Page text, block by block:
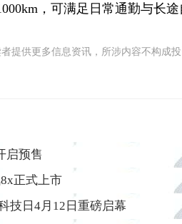
，可满足日常通勤与长途
提供更多信息资讯，所涉内容不构成
启预售
正式上市
技日4月12日重磅启幕